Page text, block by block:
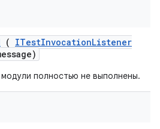
( ITestInvocationListener
полностью не выполнены.